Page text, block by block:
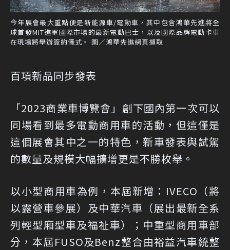
今年展會最大重點便是新能源車/電動車，其中包含鴻華先進將全
球首發MIT進軍國際市場的最新電動巴士，以及國際品牌電動卡車
在現場將舉辦簽約儀式。 圖／鴻華先進網頁擷取
百項新品同步發表
「2023商業車博覽會」創下國內第一次可以
同場看到最多電動商用車的活動，但這僅是
這個展會其中之一的特色，新車發表與試駕
的數量及規模大幅擴增更是不勝枚舉。
以小型商用車為例，本屆新增：IVECO（將
以露營車參展）及中華汽車（展出最新全系
列輕型廂型車及福祉車）；中重型商用車部
分，本屆FUSO及Benz整合由裕益汽車統整